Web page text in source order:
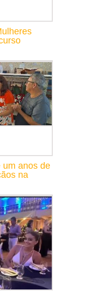
um anos de
na